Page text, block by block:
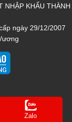
NHẬP KHẨU THÀNH
ngày 29/12/2007
Zalo